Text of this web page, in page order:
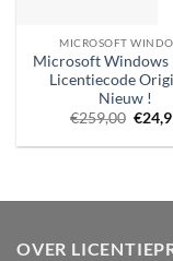
MICROSOFT
Microsoft Windows
Licentiecode
Nieuw !
€259,00
prijs
was:
€
OVER